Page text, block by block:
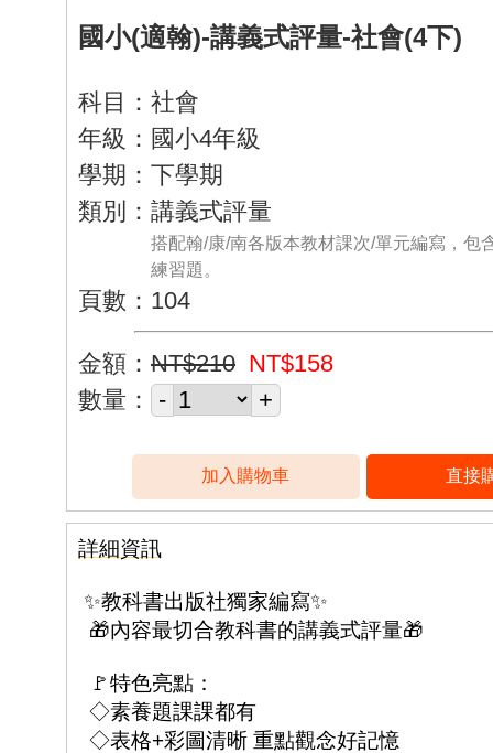
國小(適翰)-講義式評量-社會(4下)
科目：社會
年級：國小4年級
學期：下學期
類別：講義式評量
搭配翰/康/南各版本教材課次/單元編寫，包
練習題。
頁數：104
金額： NT$210 NT$158
數量：
詳細資訊
✨教科書出版社獨家編寫✨
🎁內容最切合教科書的講義式評量🎁
🚩特色亮點：
◇素養題課課都有
◇表格+彩圖清晰 重點觀念好記憶